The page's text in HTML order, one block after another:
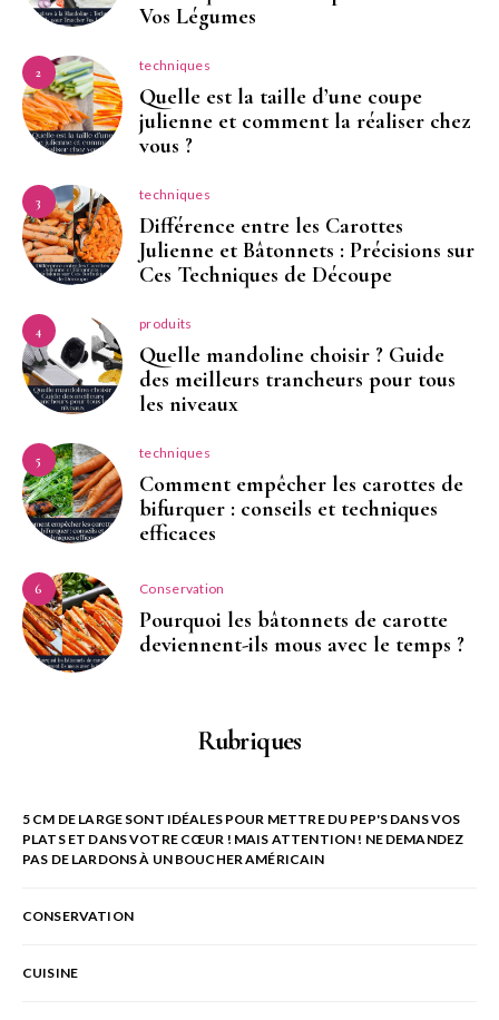
Vos Légumes
2 techniques
Quelle est la taille d’une coupe
julienne et comment la réaliser chez
vous ?
3 techniques
Différence entre les Carottes
Julienne et Bâtonnets : Précisions sur
Ces Techniques de Découpe
4 produits
Quelle mandoline choisir ? Guide
des meilleurs trancheurs pour tous
les niveaux
5 techniques
Comment empêcher les carottes de
bifurquer : conseils et techniques
efficaces
6 Conservation
Pourquoi les bâtonnets de carotte
deviennent-ils mous avec le temps ?
Rubriques
5 CM DE LARGE SONT IDÉALES POUR METTRE DU PEP'S DANS VOS
PLATS ET DANS VOTRE CŒUR ! MAIS ATTENTION ! NE DEMANDEZ
PAS DE LARDONS À UN BOUCHER AMÉRICAIN
CONSERVATION
CUISINE